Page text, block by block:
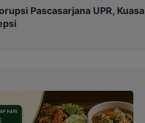
Pascasarjana UPR, Kuasa